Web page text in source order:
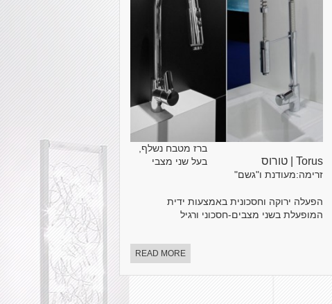
Torus | טורוס
ברז מטבח נשלף,
בעל שני מצבי
זרימה:מעודנת ו"גשם"
הפעלה ירוקה וחסכונית באמצעות ידית
המופעלת בשני מצבים-חסכוני ורגיל
READ MORE